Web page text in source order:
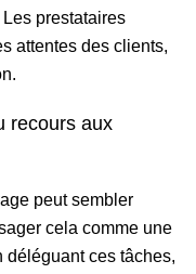
prestataires
attentes des clients,
recours aux
peut sembler
cela comme une
déléguant ces tâches,